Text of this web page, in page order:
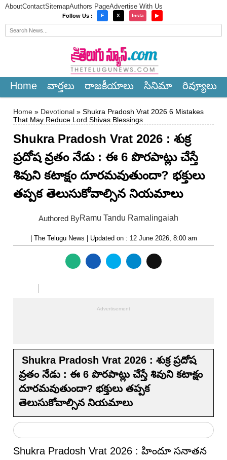
AboutContactSitemapAuthors PageAdvertise With Us
Follow Us : F X Insta ▶
Home వార్త‌లు రాజ‌కీయాలు సినిమా రివ్యూలు
Home » Devotional » Shukra Pradosh Vrat 2026 6 Mistakes
That May Reduce Lord Shivas Blessings
Shukra Pradosh Vrat 2026 : శుక్ర
ప్రదోష వ్రతం నేడు : ఈ 6 పొరపాట్లు చేస్తే
శివుని కటాక్షం దూరమవుతుందా? భక్తులు
తప్పక తెలుసుకోవాల్సిన నియమాలు
Authored ByRamu Tandu Ramalingaiah
| The Telugu News | Updated on : 12 June 2026, 8:00 am
Shukra Pradosh Vrat 2026 : శుక్ర ప్రదోష
వ్రతం నేడు : ఈ 6 పొరపాట్లు చేస్తే శివుని కటాక్షం
దూరమవుతుందా? భక్తులు తప్పక
తెలుసుకోవాల్సిన నియమాలు
Shukra Pradosh Vrat 2026 : హిందూ సనాతన